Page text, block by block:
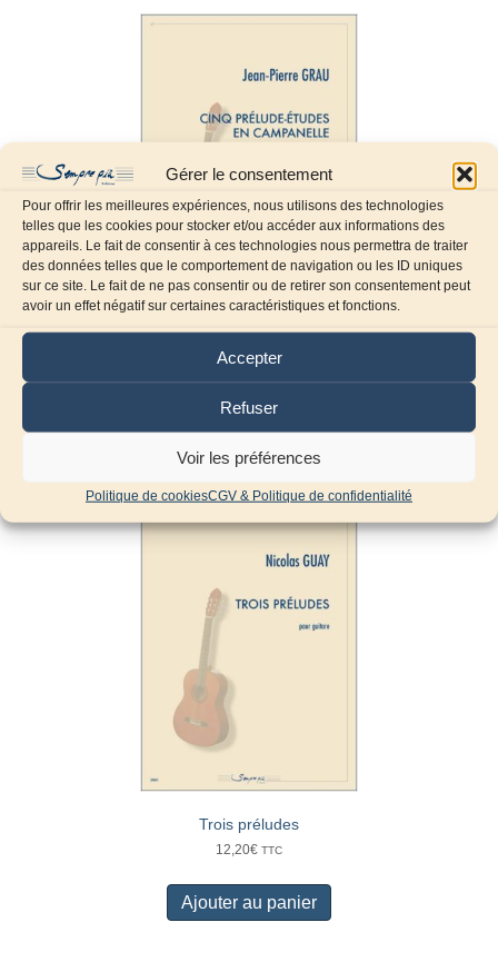
Gérer le consentement
Pour offrir les meilleures expériences, nous utilisons des technologies
telles que les cookies pour stocker et/ou accéder aux informations des
appareils. Le fait de consentir à ces technologies nous permettra de traiter
des données telles que le comportement de navigation ou les ID uniques
sur ce site. Le fait de ne pas consentir ou de retirer son consentement peut
avoir un effet négatif sur certaines caractéristiques et fonctions.
Accepter
Refuser
Voir les préférences
Politique de cookiesCGV & Politique de confidentialité
Cinq prélude-études en
campanelle
12,20€ TTC
Ajouter au panier
Trois préludes
12,20€ TTC
Ajouter au panier